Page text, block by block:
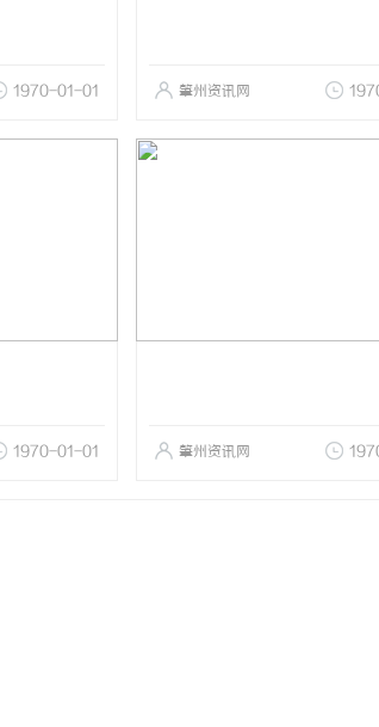
1970-01-01 肇州资讯网
1970-01-01 肇州资讯网